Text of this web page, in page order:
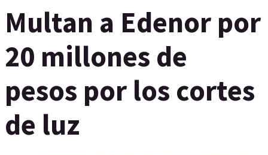
Multan a Edenor por
20 millones de
pesos por los cortes
de luz